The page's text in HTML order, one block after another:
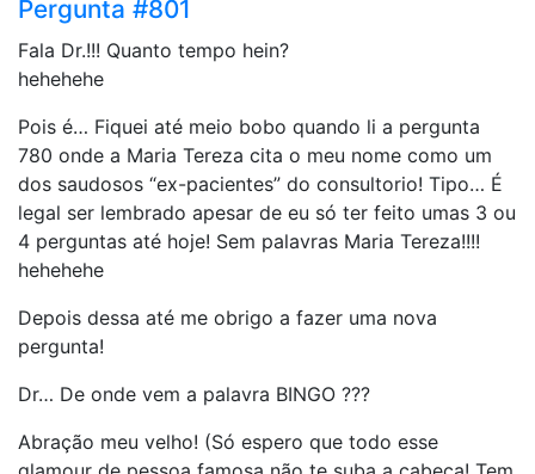
Pergunta #801
Fala Dr.!!! Quanto tempo hein?
hehehehe
Pois é… Fiquei até meio bobo quando li a pergunta
780 onde a Maria Tereza cita o meu nome como um
dos saudosos “ex-pacientes” do consultorio! Tipo… É
legal ser lembrado apesar de eu só ter feito umas 3 ou
4 perguntas até hoje! Sem palavras Maria Tereza!!!!
hehehehe
Depois dessa até me obrigo a fazer uma nova
pergunta!
Dr… De onde vem a palavra BINGO ???
Abração meu velho! (Só espero que todo esse